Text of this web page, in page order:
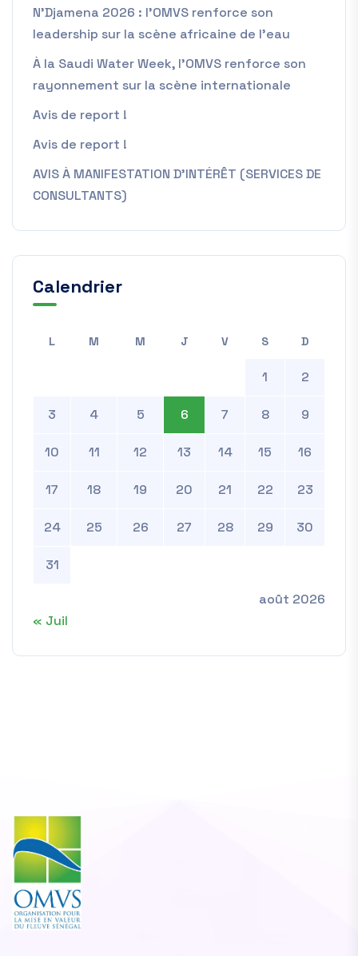
N’Djamena 2026 : l’OMVS renforce son
leadership sur la scène africaine de l’eau
À la Saudi Water Week, l’OMVS renforce son
rayonnement sur la scène internationale
Avis de report !
Avis de report !
AVIS À MANIFESTATION D’INTÉRÊT (SERVICES DE
CONSULTANTS)
Calendrier
août 2026
L M M J V S D
1 2
3 4 5 6 7 8 9
10 11 12 13 14 15 16
17 18 19 20 21 22 23
24 25 26 27 28 29 30
31
« Juil